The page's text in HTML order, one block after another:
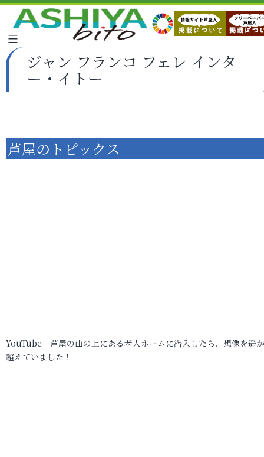
ジャン フランコ フェレ インタ
ー・イトー
芦屋のトピックス
YouTube 芦屋の山の上にある老人ホームに潜入したら、想像を遥
超えていました！